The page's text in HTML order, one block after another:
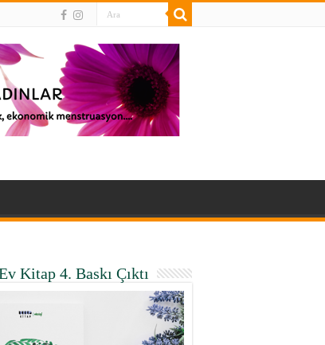
Kitap 4. Baskı Çıktı